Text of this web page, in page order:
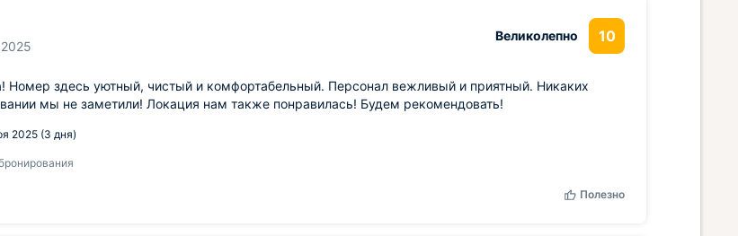
Великолепно 10
Номер здесь уютный, чистый и комфортабельный. Персонал вежливый и приятный. Никаких
мы не заметили! Локация нам также понравилась! Будем рекомендовать!
2025 (3 дня)
Полезно